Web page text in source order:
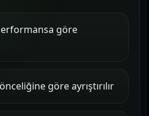
göre
göre ayrıştırılır